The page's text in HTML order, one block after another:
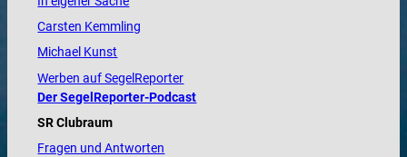
Carsten Kemmling
Michael Kunst
Werben auf SegelReporter
Der SegelReporter-Podcast
SR Clubraum
Fragen und Antworten